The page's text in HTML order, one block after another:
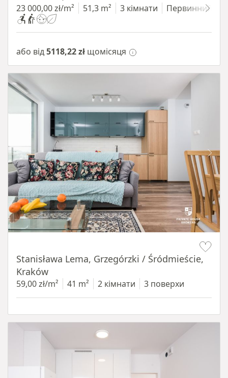
23 000,00 zł/m² 51,3 m² 3 кімнати Первинний
або від5118,22 zł щомісяця
Stanisława Lema, Grzegórzki / Śródmieście,
Kraków
59,00 zł/m² 41 m² 2 кімнати 3 поверхи